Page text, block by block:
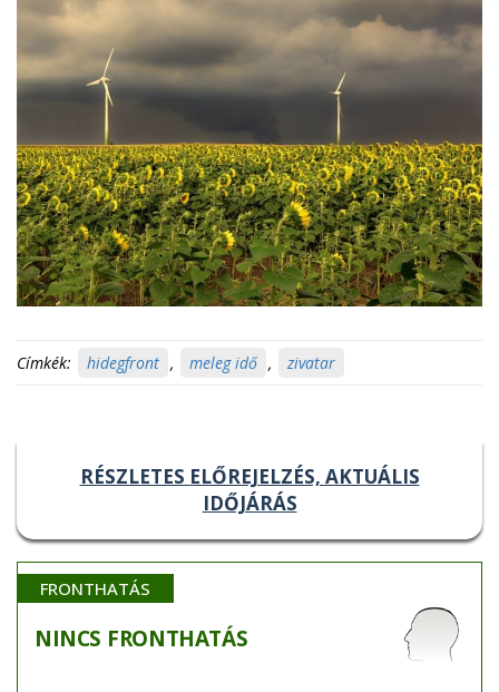
Címkék: hidegfront , meleg idő , zivatar
RÉSZLETES ELŐREJELZÉS, AKTUÁLIS
IDŐJÁRÁS
FRONTHATÁS
NINCS FRONTHATÁS